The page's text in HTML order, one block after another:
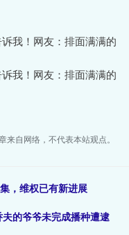
我！网友：排面满满的
我！网友：排面满满的
来自网络，不代表本站观点。
，维权已有新进展
的爷爷未完成播种遭逮